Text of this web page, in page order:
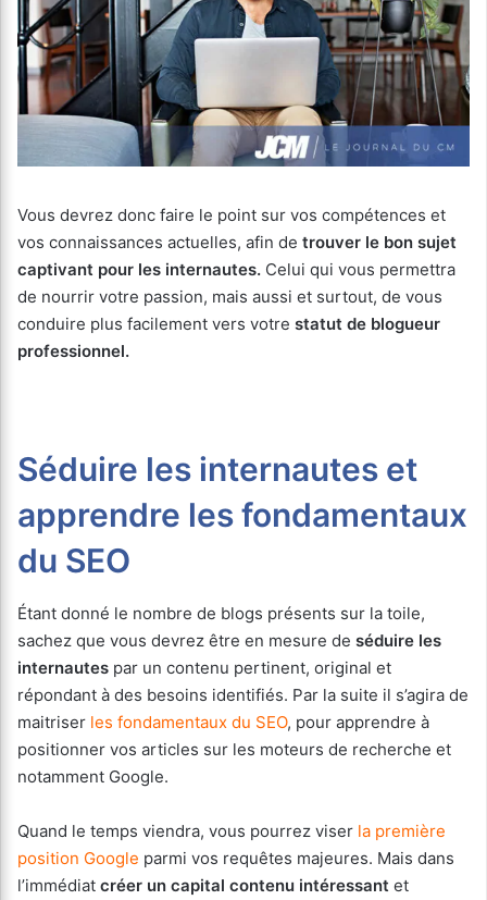
Vous devrez donc faire le point sur vos compétences et
vos connaissances actuelles, afin de trouver le bon sujet
captivant pour les internautes. Celui qui vous permettra
de nourrir votre passion, mais aussi et surtout, de vous
conduire plus facilement vers votre statut de blogueur
professionnel.
Séduire les internautes et
apprendre les fondamentaux
du SEO
Étant donné le nombre de blogs présents sur la toile,
sachez que vous devrez être en mesure de séduire les
internautes par un contenu pertinent, original et
répondant à des besoins identifiés. Par la suite il s’agira de
maitriser les fondamentaux du SEO, pour apprendre à
positionner vos articles sur les moteurs de recherche et
notamment Google.
Quand le temps viendra, vous pourrez viser la première
position Google parmi vos requêtes majeures. Mais dans
l’immédiat créer un capital contenu intéressant et